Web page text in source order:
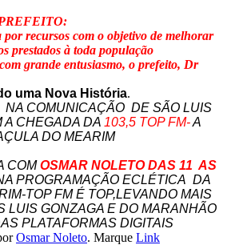
recursos com o objetivo de melhorar
prestados à toda população
grande entusiasmo, o prefeito, Dr
uma Nova História.
NA COMUNICAÇÃO DE SÃO LUIS
CHEGADA DA 103,5 TOP FM-A
DO MEARIM
COMOSMAR NOLETO DAS 11 AS
PROGRAMAÇÃO ECLÉTICA DA
TOP FM É TOP,LEVANDO MAIS
LUIS GONZAGA E DO MARANHÃO
PLATAFORMAS DIGITAIS
Osmar Noleto. Marque Link